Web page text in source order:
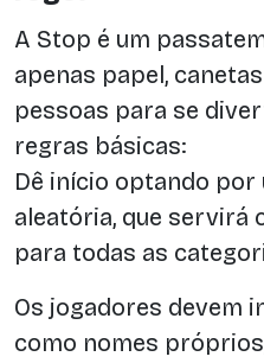
A Stop é um
apenas papel,
pessoas para se
regras básicas:
Dê início optando
aleatória, que servirá
para todas as
Os jogadores devem
como nomes